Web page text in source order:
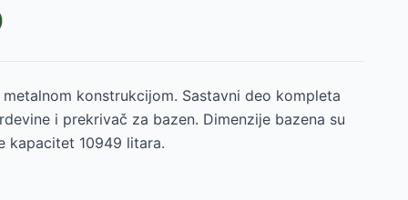
konstrukcijom. Sastavni deo kompleta
i prekrivač za bazen. Dimenzije bazena su
kapacitet 10949 litara.